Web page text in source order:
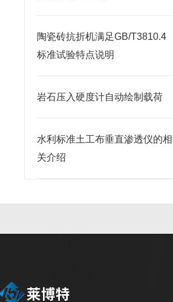
陶瓷砖抗折机满足GB/T3810.4
标准试验特点说明
岩石压入硬度计自动绘制载荷
水利标准土工布垂直渗透仪的相
关介绍